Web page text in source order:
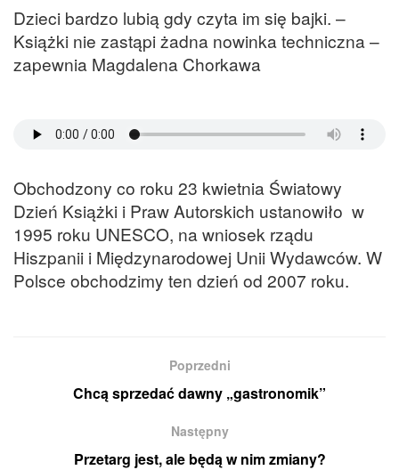
Dzieci bardzo lubią gdy czyta im się bajki. –
Książki nie zastąpi żadna nowinka techniczna –
zapewnia Magdalena Chorkawa
Obchodzony co roku 23 kwietnia Światowy
Dzień Książki i Praw Autorskich ustanowiło w
1995 roku UNESCO, na wniosek rządu
Hiszpanii i Międzynarodowej Unii Wydawców. W
Polsce obchodzimy ten dzień od 2007 roku.
Poprzedni
Chcą sprzedać dawny „gastronomik”
Następny
Przetarg jest, ale będą w nim zmiany?